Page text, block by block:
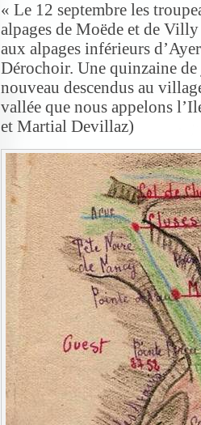
« Le 12 septembre les
alpages de Moëde et de
aux alpages inférieurs
Dérochoir. Une quinzaine de
nouveau descendus au
vallée que nous appelons
et Martial Devillaz)